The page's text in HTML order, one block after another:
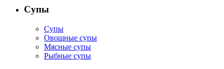
Супы
Супы
Овощные супы
Мясные супы
Рыбные супы